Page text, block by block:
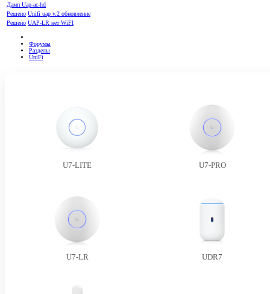
Дамп Uap-ac-hd
Решено Unifi uap v.2 обновление
Решено UAP-LR нет WiFI
Форумы
Разделы
UniFi
U7-LITE U7-PRO
U7-LR UDR7